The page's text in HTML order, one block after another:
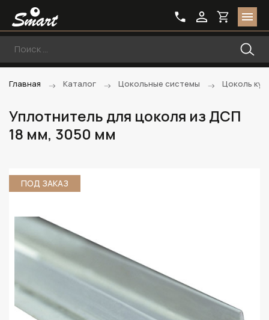
Главная Каталог Цокольные системы Цоколь
Уплотнитель для цоколя из ДСП
18 мм, 3050 мм
ПОД ЗАКАЗ